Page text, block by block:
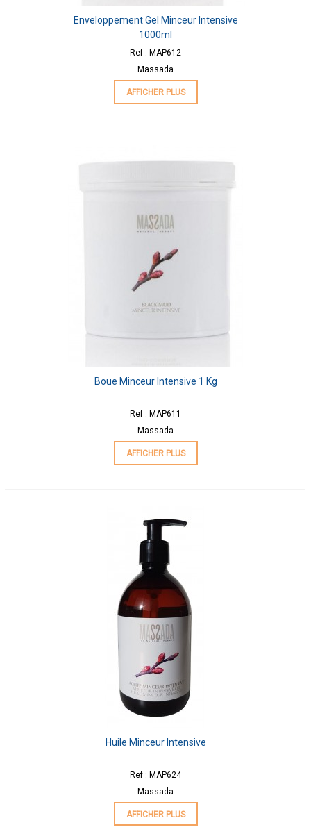
Enveloppement Gel Minceur Intensive
1000ml
Ref : MAP612
Massada
AFFICHER PLUS
Boue Minceur Intensive 1 Kg
Ref : MAP611
Massada
AFFICHER PLUS
Huile Minceur Intensive
Ref : MAP624
Massada
AFFICHER PLUS